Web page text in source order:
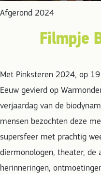
Afgerond 2024
Filmpje
Met Pinksteren 2024, op
Eeuw gevierd op
verjaardag van de
mensen bezochten deze
supersfeer met prachtig
diermonologen, theater, de
herinneringen,